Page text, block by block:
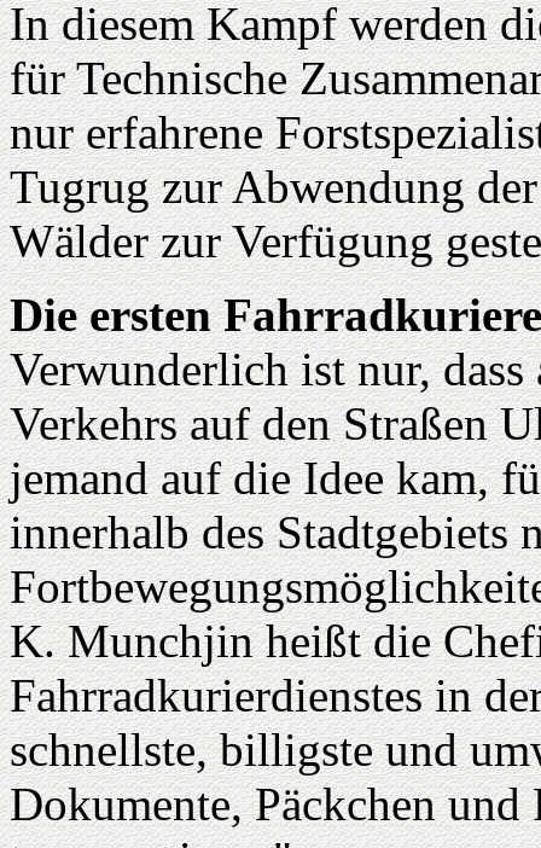
In diesem Kampf werden
für Technische
nur erfahrene
Tugrug zur Abwendung
Wälder zur Verfügung
Die ersten
Verwunderlich ist nur, dass
Verkehrs auf den Straßen
jemand auf die Idee kam,
innerhalb des Stadtgebiets
K. Munchjin heißt die
Fahrradkurierdienstes in
schnellste, billigste und
Dokumente, Päckchen und